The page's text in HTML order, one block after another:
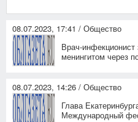
08.07.2023, 17:41 / Общество
Врач-инфекционист
менингитом через
08.07.2023, 14:26 / Общество
Глава
Международный